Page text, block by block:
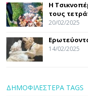
Η
τους
20/02/2025
14/02/2025
ΔΗΜΟΦΙΛΕΣΤΕΡΑ TAGS